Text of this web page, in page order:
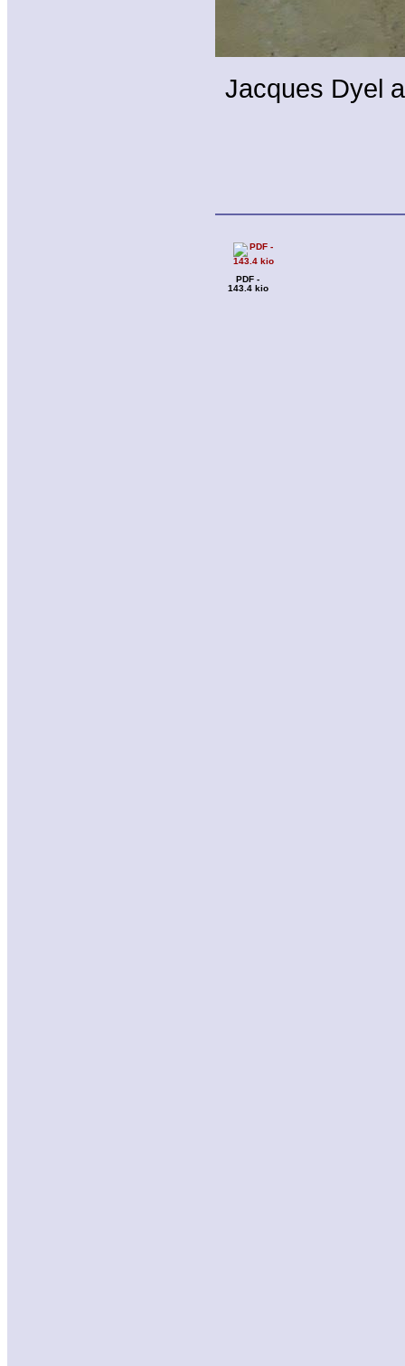
Jacques Dyel
PDF -
143.4 kio